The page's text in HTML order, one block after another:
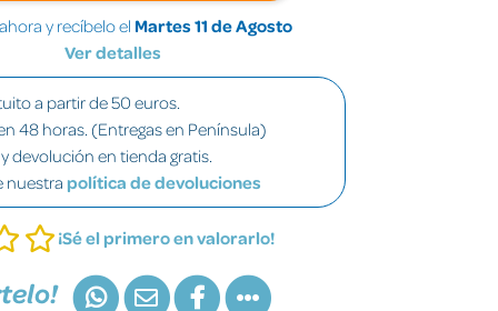
y recíbelo el Martes 11 de Agosto
Ver detalles
a partir de 50 euros.
48 horas. (Entregas en Península)
devolución en tienda gratis.
nuestra política de devoluciones
¡Sé el primero en valorarlo!